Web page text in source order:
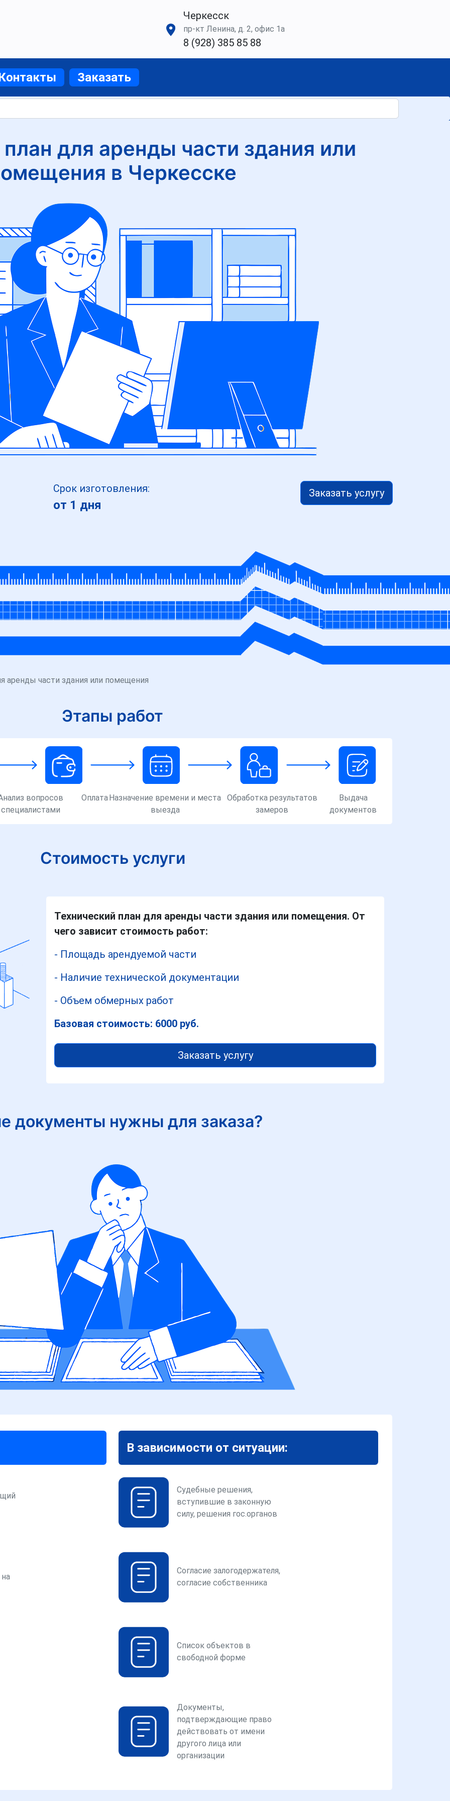
Черкесск
пр-кт Ленина, д. 2, офис 1а
8 (928) 385 85 88
Заказать
для аренды части здания или
в Черкесске
Срок изготовления:
от 1 дня
Заказать услугу
аренды части здания или помещения
Этапы работ
вопросов
специалистами
ОплатаНазначение времени и места
выезда
Обработка результатов
замеров
Выдача
документов
Стоимость услуги
Технический план для аренды части здания или помещения. От
чего зависит стоимость работ:
- Площадь арендуемой части
- Наличие технической документации
- Объем обмерных работ
Базовая стоимость: 6000 руб.
Заказать услугу
документы нужны для заказа?
В зависимости от ситуации:
Судебные решения,
вступившие в законную
силу, решения гос.органов
Согласие залогодержателя,
согласие собственника
Список объектов в
свободной форме
Документы,
подтверждающие право
действовать от имени
другого лица или
организации